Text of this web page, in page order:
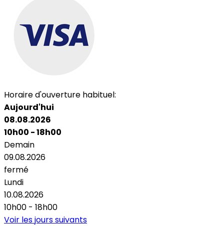
Horaire d'ouverture habituel:
Aujourd'hui
08.08.2026
10h00 - 18h00
Demain
09.08.2026
fermé
Lundi
10.08.2026
10h00 - 18h00
Voir les jours suivants